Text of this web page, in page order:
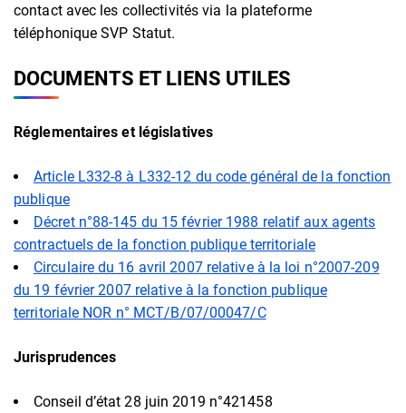
contact avec les collectivités via la plateforme
téléphonique SVP Statut.
DOCUMENTS ET LIENS UTILES
Réglementaires et législatives
Article L332-8 à L332-12 du code général de la fonction
publique
Décret n°88-145 du 15 février 1988 relatif aux agents
contractuels de la fonction publique territoriale
Circulaire du 16 avril 2007 relative à la loi n°2007-209
du 19 février 2007 relative à la fonction publique
territoriale NOR n° MCT/B/07/00047/C
Jurisprudences
Conseil d’état 28 juin 2019 n°421458